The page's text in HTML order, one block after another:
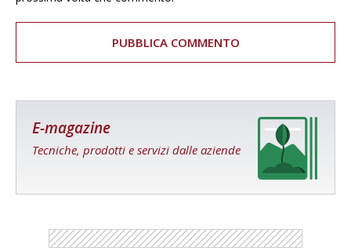
E-magazine
Tecniche, prodotti e servizi dalle aziende